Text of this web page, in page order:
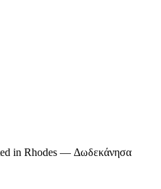
in Rhodes — Δωδεκάνησα